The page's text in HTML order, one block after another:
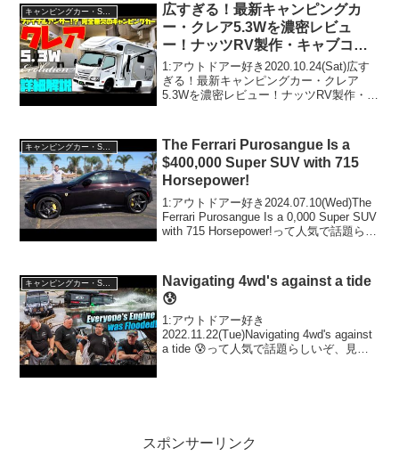
広すぎる！最新キャンピングカ
ー・クレア5.3Wを濃密レビュ
ー！ナッツRV製作・キャブコン
バージョンのフラッグシップ！ト
ヨタ・カムロードベースの超本格
派！道の駅巡りや車中泊の旅に最
1:アウトドアー好き2020.10.24(Sat)広す
ぎる！最新キャンピングカー・クレア
5.3Wを濃密レビュー！ナッツRV製作・キ
道の駅巡りや車中泊の旅に最強の相棒！
っ...
キャンピングカー・SUV人気車種
The Ferrari Purosangue Is a
$400,000 Super SUV with 715
Horsepower!
1:アウトドアー好き2024.07.10(Wed)The
Ferrari Purosangue Is a 0,000 Super SUV
with 715 Horsepower!って人気で話題らし
Navigating 4wd's against a tide
😰
1:アウトドアー好き
2022.11.22(Tue)Navigating 4wd's against
a tide 😰って人気で話題らしいぞ、見逃
スポンサーリンク